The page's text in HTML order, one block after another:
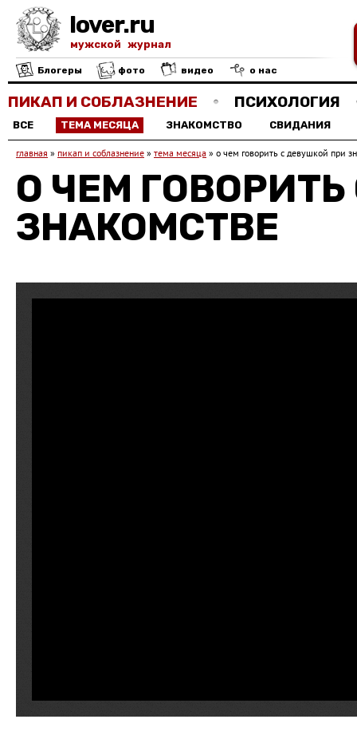
lover.ru
мужской журнал
Блогеры фото видео о нас
ПИКАП И СОБЛАЗНЕНИЕ ПСИХОЛОГИЯ
ВСЕ ТЕМА МЕСЯЦА ЗНАКОМСТВО СВИДАНИЯ
главная » пикап и соблазнение » тема месяца » о чем говорить с девушкой при
О ЧЕМ
ЗНАКОМСТВЕ